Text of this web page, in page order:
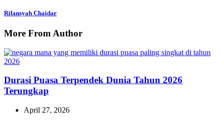
Rifansyah Chaidar
More From Author
Durasi Puasa Terpendek Dunia Tahun 2026
Terungkap
April 27, 2026